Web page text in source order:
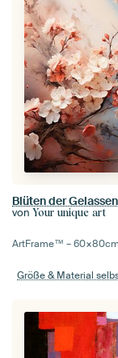
Blüten der
von Your unique art
ArtFrame™ –60×80cm
Größe & Material